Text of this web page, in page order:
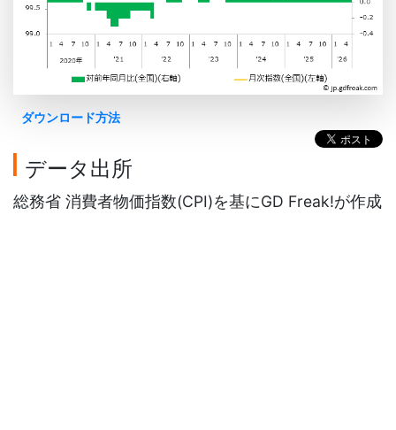
ダウンロード方法
データ出所
総務省 消費者物価指数(CPI)を基にGD Freak!が作成